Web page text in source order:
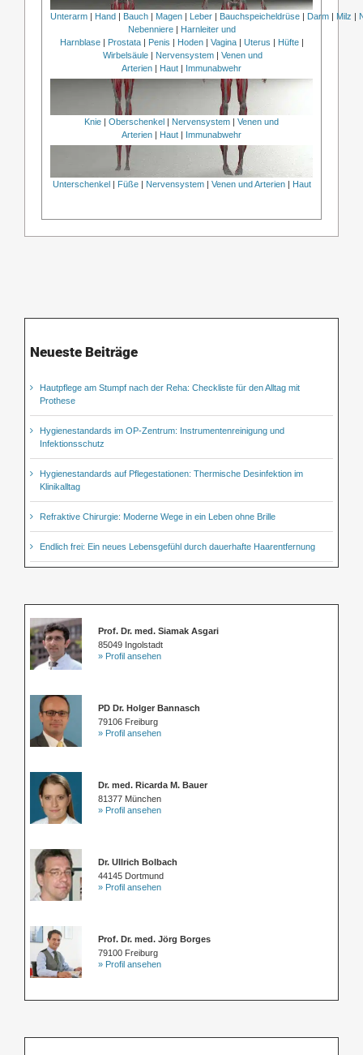
Unterarm Hand Bauch Magen Leber Bauchspeicheldrüse Darm Milz
Nebenniere|
Harnleiter und
Harnblase| Prostata| Penis Hoden| Vagina| Uterus Hüfte|
Wirbelsäule
Nervensystem
Venen und
Arterien
Haut Immunabwehr
Knie | Oberschenkel | Nervensystem | Venen und
Arterien | Haut | Immunabwehr
Unterschenkel| Füße| Nervensystem| Venen und Arterien| Haut
Neueste Beiträge
Hautpflege am Stumpf nach der Reha: Checkliste für den Alltag mit
Prothese
Hygienestandards im OP-Zentrum: Instrumentenreinigung und
Infektionsschutz
Hygienestandards auf Pflegestationen: Thermische Desinfektion im
Klinikalltag
Refraktive Chirurgie: Moderne Wege in ein Leben ohne Brille
Endlich frei: Ein neues Lebensgefühl durch dauerhafte Haarentfernung
Prof. Dr. med. Siamak Asgari
85049 Ingolstadt
» Profil ansehen
PD Dr. Holger Bannasch
79106 Freiburg
» Profil ansehen
Dr. med. Ricarda M. Bauer
81377 München
» Profil ansehen
Dr. Ullrich Bolbach
44145 Dortmund
» Profil ansehen
Prof. Dr. med. Jörg Borges
79100 Freiburg
» Profil ansehen